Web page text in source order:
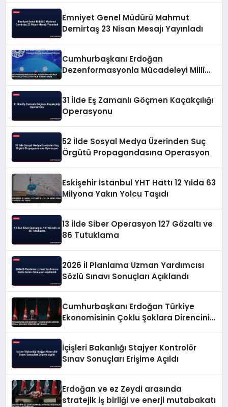
Emniyet Genel Müdürü Mahmut
Demirtaş 23 Nisan Mesajı Yayınladı
Cumhurbaşkanı Erdoğan
Dezenformasyonla Mücadeleyi Millî
31 İlde Eş Zamanlı Göçmen Kaçakçılığı
Operasyonu
52 İlde Sosyal Medya Üzerinden Suç
Örgütü Propagandasına Operasyon
Eskişehir İstanbul YHT Hattı 12 Yılda 63
Milyona Yakın Yolcu Taşıdı
13 İlde Siber Operasyon 127 Gözaltı ve
86 Tutuklama
2026 İl Planlama Uzman Yardımcısı
Sözlü Sınavı Sonuçları Açıklandı
Cumhurbaşkanı Erdoğan Türkiye
Ekonomisinin Çoklu Şoklara Direncini
İçişleri Bakanlığı Stajyer Kontrolör
Sınav Sonuçları Erişime Açıldı
Erdoğan ve ez Zeydi arasında
stratejik iş birliği ve enerji mutabakatı